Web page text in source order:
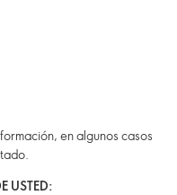
en algunos casos
USTED: